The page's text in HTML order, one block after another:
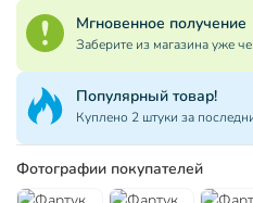
Мгновенное получение
Заберите из магазина уже
Популярный товар!
Куплено 2 штуки за
Фотографии покупателей